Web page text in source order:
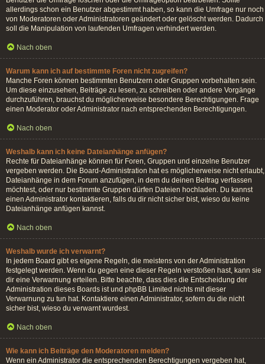
allerdings schon ein Benutzer abgestimmt haben, so kann die Umfrage nur noch
von Moderatoren oder Administratoren geändert oder gelöscht werden. Dadurch
soll die Manipulation von laufenden Umfragen verhindert werden.
Nach oben
Warum kann ich auf bestimmte Foren nicht zugreifen?
Manche Foren können bestimmten Benutzern oder Gruppen vorbehalten sein.
Um diese einzusehen, Beiträge zu lesen, zu schreiben oder andere Vorgänge
durchzuführen, brauchst du möglicherweise besondere Berechtigungen. Frage
einen Moderator oder Administrator nach entsprechenden Berechtigungen.
Nach oben
Weshalb kann ich keine Dateianhänge anfügen?
Rechte für Dateianhänge können für Foren, Gruppen und einzelne Benutzer
vergeben werden. Die Board-Administration hat es möglicherweise nicht erlaubt,
Dateianhänge in dem Forum anzufügen, in dem du deinen Beitrag verfassen
möchtest, oder nur bestimmte Gruppen dürfen Dateien hochladen. Du kannst
einen Administrator kontaktieren, falls du dir nicht sicher bist, wieso du keine
Dateianhänge anfügen kannst.
Nach oben
Weshalb wurde ich verwarnt?
In jedem Board gibt es eigene Regeln, die meistens von der Administration
festgelegt werden. Wenn du gegen eine dieser Regeln verstoßen hast, kann sie
dir eine Verwarnung erteilen. Bitte beachte, dass dies die Entscheidung der
Administration dieses Boards ist und phpBB Limited nichts mit dieser
Verwarnung zu tun hat. Kontaktiere einen Administrator, sofern du die nicht
sicher bist, wieso du verwarnt wurdest.
Nach oben
Wie kann ich Beiträge den Moderatoren melden?
Wenn ein Administrator die entsprechenden Berechtigungen vergeben hat,